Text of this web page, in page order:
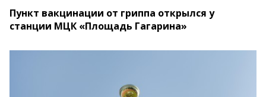
Пункт вакцинации от гриппа открылся у
станции МЦК «Площадь Гагарина»